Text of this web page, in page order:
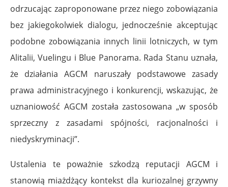
odrzucając zaproponowane przez niego zobowiązania
bez jakiegokolwiek dialogu, jednocześnie akceptując
podobne zobowiązania innych linii lotniczych, w tym
Alitalii, Vuelingu i Blue Panorama. Rada Stanu uznała,
że działania AGCM naruszały podstawowe zasady
prawa administracyjnego i konkurencji, wskazując, że
uznaniowość AGCM została zastosowana „w sposób
sprzeczny z zasadami spójności, racjonalności i
niedyskryminacji”.
Ustalenia te poważnie szkodzą reputacji AGCM i
stanowią miażdżący kontekst dla kuriozalnej grzywny